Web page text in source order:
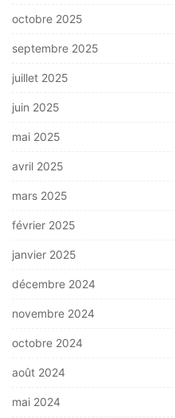
octobre 2025
septembre 2025
juillet 2025
juin 2025
mai 2025
avril 2025
mars 2025
février 2025
janvier 2025
décembre 2024
novembre 2024
octobre 2024
août 2024
mai 2024